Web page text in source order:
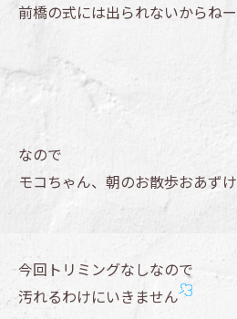
前橋の式には出られないからねー
なので
モコちゃん、朝のお散歩おあずけ
今回トリミングなしなので
汚れるわけにいきません